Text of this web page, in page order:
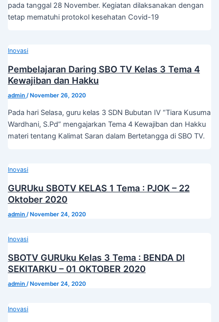
pada tanggal 28 November. Kegiatan dilaksanakan dengan
tetap mematuhi protokol kesehatan Covid-19
Inovasi
Pembelajaran Daring SBO TV Kelas 3 Tema 4
Kewajiban dan Hakku
admin /November 26, 2020
Pada hari Selasa, guru kelas 3 SDN Bubutan IV “Tiara Kusuma
Wardhani, S.Pd” mengajarkan Tema 4 Kewajiban dan Hakku
materi tentang Kalimat Saran dalam Bertetangga di SBO TV.
Inovasi
GURUku SBOTV KELAS 1 Tema : PJOK – 22
Oktober 2020
admin / November 24, 2020
Inovasi
SBOTV GURUku Kelas 3 Tema : BENDA DI
SEKITARKU – 01 OKTOBER 2020
admin / November 24, 2020
Inovasi